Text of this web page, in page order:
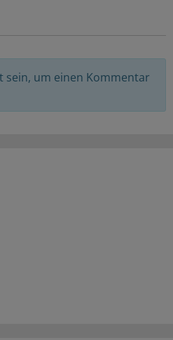
sein, um einen Kommentar